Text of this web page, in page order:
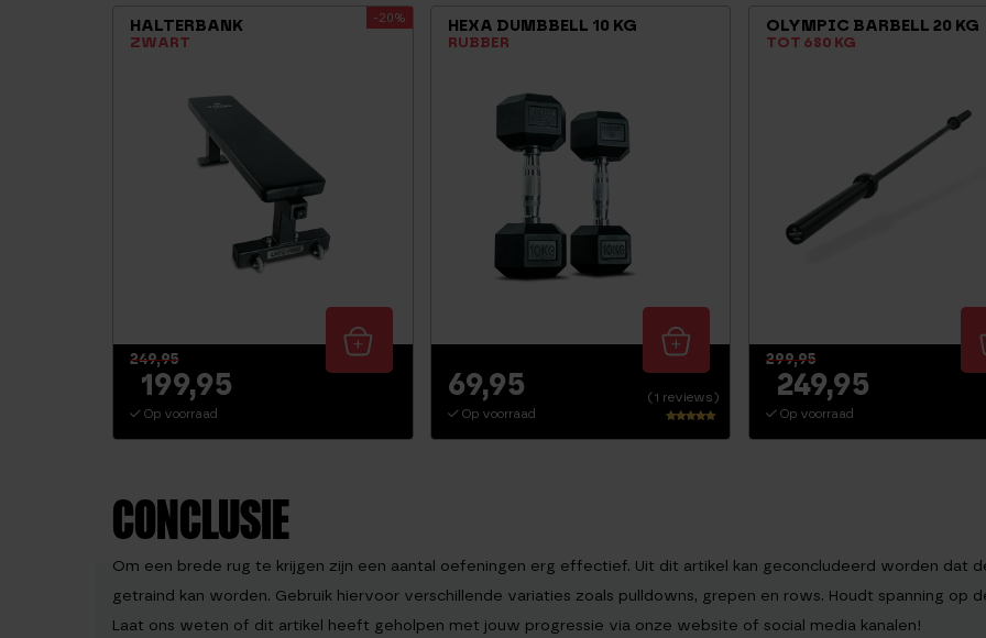
HALTERBANK
ZWART
-20%
249,95
199,95
Op voorraad
HEXA DUMBBELL 10 KG
RUBBER
(1 reviews)
69,95
Op voorraad
OLYMPIC BARBELL 20 KG
TOT 680 KG
299,95
249,95
Op voorraad
CONCLUSIE
Om een brede rug te krijgen zijn een aantal oefeningen erg effectief. Uit dit artikel kan geconcludeerd worden dat
getraind kan worden. Gebruik hiervoor verschillende variaties zoals pulldowns, grepen en rows. Houdt spanning
Laat ons weten of dit artikel heeft geholpen met jouw progressie via onze website of social media kanalen!